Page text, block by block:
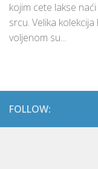
kojim cete lakse
srcu. Velika
voljenom su...
FOLLOW: